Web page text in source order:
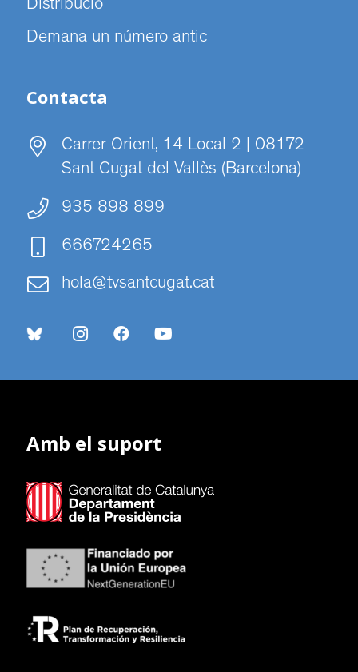
Distribució
Demana un número antic
Contacta
Carrer Orient, 14 Local 2 | 08172
Sant Cugat del Vallès (Barcelona)
935 898 899
666724265
hola@tvsantcugat.cat
Amb el suport